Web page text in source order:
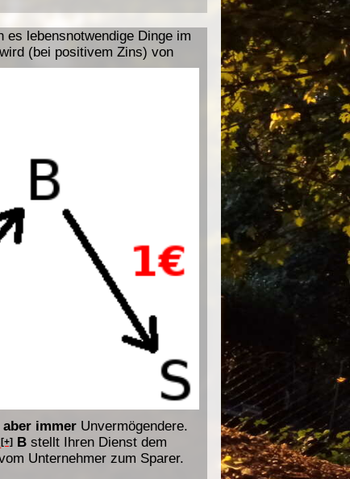
lebensnotwendige Dinge im
(bei positivem Zins) von
aber immer Unvermögendere.
[+] B stellt Ihren Dienst dem
Unternehmer zum Sparer.